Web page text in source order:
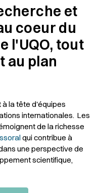
et
coeur du
l'UQO, tout
au plan
à la tête d'équipes
internationales. Les
de la richesse
qui contribue à
une perspective de
scientifique,